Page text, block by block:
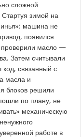
сложной
Стартуя зимой на
машина не
появился
проверили масло —
Затем считывали
связанный с
масла и
блоков решили
по плану, не
механическую
работе в